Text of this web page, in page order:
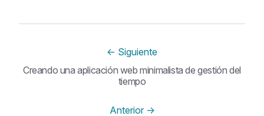
← Siguiente
Creando una aplicación web minimalista de gestión del
tiempo
Anterior →